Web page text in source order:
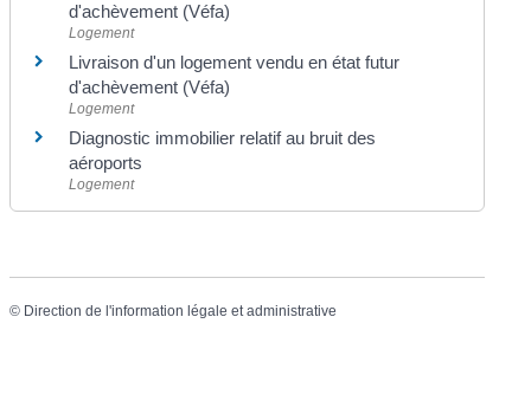
d'achèvement (Véfa)
Logement
Livraison d'un logement vendu en état futur
d'achèvement (Véfa)
Logement
Diagnostic immobilier relatif au bruit des
aéroports
Logement
© Direction de l'information légale et administrative